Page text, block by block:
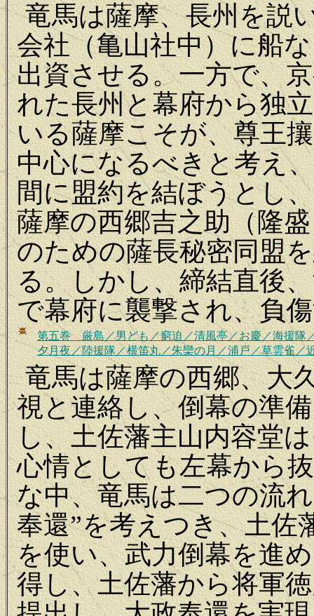
竜馬は薩摩、長州を説
会社（亀山社中）に船
出資させる。一方で、
れた長州と幕府から独
いる薩摩こそが、尊王
中心になるべきと考え
間に盟約を結ぼうとし
薩摩の西郷吉之助（隆
のための薩長秘密同盟
る。しかし、締結直後
で幕府に襲撃され、負
第五巻 厳島／男ども／窮迫／清風亭／お慶／海援隊
夕月夜／陸援隊／横笛丸／朱欒の月／浦戸／草雲雀／
竜馬は薩摩の西郷、大
視と連絡し、倒幕の準
し、土佐藩主山内容堂
心情としても左幕から
な中、竜馬は二つの流
奉還”を考えつき、土佐
を使い、武力倒幕を進
得し、土佐藩から将軍